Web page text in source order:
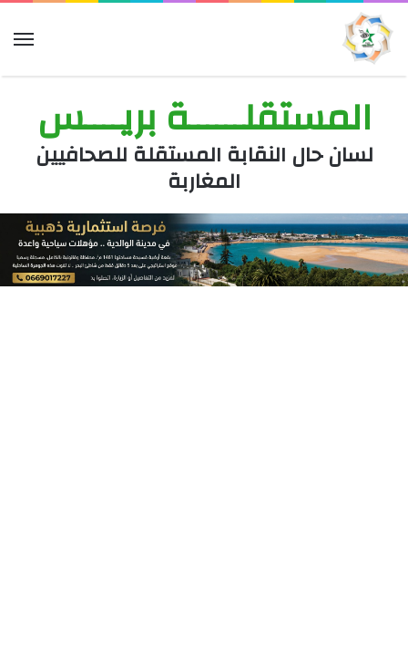
المستقلــــــة بريــــس
لسان حال النقابة المستقلة للصحافيين
المغاربة